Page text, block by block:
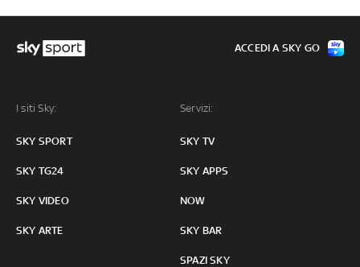
I siti Sky:
SKY SPORT
SKY TG24
SKY VIDEO
SKY ARTE
Servizi:
SKY TV
SKY APPS
NOW
SKY BAR
SPAZI SKY
ACCEDI A SKY GO